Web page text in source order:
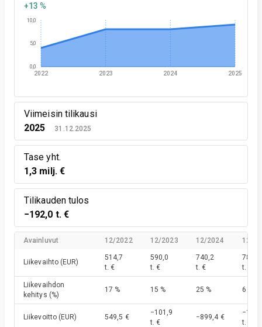
+13 %
2022 2023 2024 2025
0,0
5,0
10,0
Viimeisin tilikausi
2025
31.12.2025
Tase yht.
1,3 milj. €
Tilikauden tulos
−192,0 t. €
Avainluvut 12/2022 12/2023 12/2024 12/
Liikevaihto (EUR)
514,7
t. €
590,0
t. €
740,2
t. €
786,9
t. €
Liikevaihdon
kehitys (%)
17 % 15 % 25 % 6 %
Liikevoitto (EUR) 549,5 €
−101,9
t. €
−899,4 €
t. €